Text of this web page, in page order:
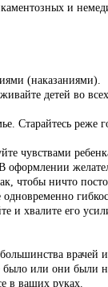
и
(наказаниями).
детей во
реже
чувствами
оформлении
чтобы ничто
хвалите его
врачей
было или они
в ваших руках.